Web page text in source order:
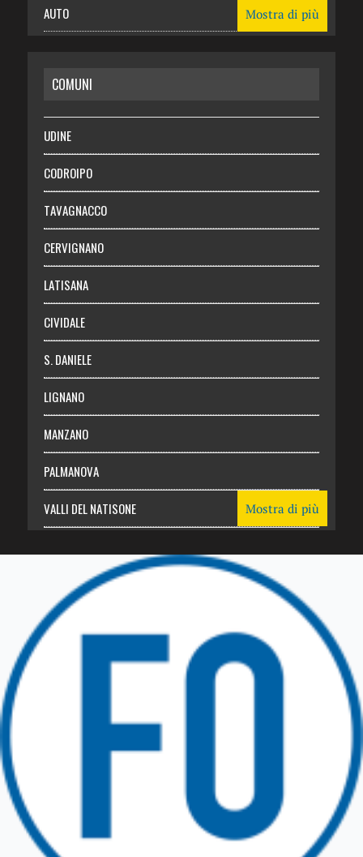
AUTO
RISPARMIO
SALUTE
Necrologie
Chi siamo
Abbonati
Login
Mostra di più
COMUNI
UDINE
CODROIPO
TAVAGNACCO
CERVIGNANO
LATISANA
CIVIDALE
S. DANIELE
LIGNANO
MANZANO
PALMANOVA
VALLI DEL NATISONE
TRICESIMO
TARCENTO
GEMONA DEL FRIULI
Mostra di più